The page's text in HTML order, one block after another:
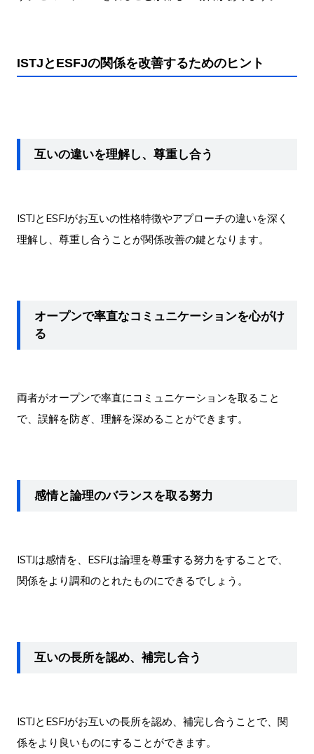
ISTJとESFJの関係を改善するためのヒント
互いの違いを理解し、尊重し合う
ISTJとESFJがお互いの性格特徴やアプローチの違いを深く
理解し、尊重し合うことが関係改善の鍵となります。
オープンで率直なコミュニケーションを心がけ
る
両者がオープンで率直にコミュニケーションを取ること
で、誤解を防ぎ、理解を深めることができます。
感情と論理のバランスを取る努力
ISTJは感情を、ESFJは論理を尊重する努力をすることで、
関係をより調和のとれたものにできるでしょう。
互いの長所を認め、補完し合う
ISTJとESFJがお互いの長所を認め、補完し合うことで、関
係をより良いものにすることができます。